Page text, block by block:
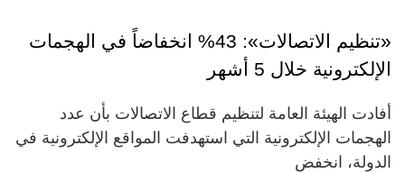
«تنظيم الاتصالات»: 43% انخفاضاً في الهجمات
الإلكترونية خلال 5 أشهر
أفادت الهيئة العامة لتنظيم قطاع الاتصالات بأن عدد
الهجمات الإلكترونية التي استهدفت المواقع الإلكترونية في
الدولة، انخفض